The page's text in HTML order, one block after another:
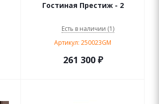
Гостиная Престиж - 2
Есть в наличии (1)
Артикул: 250023GM
261 300₽